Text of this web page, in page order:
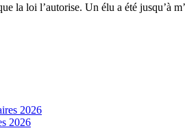
la loi l’autorise. Un élu a été jusqu’à
2026
2026